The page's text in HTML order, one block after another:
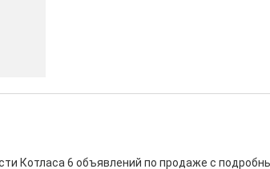
Котласа 6 объявлений по продаже с